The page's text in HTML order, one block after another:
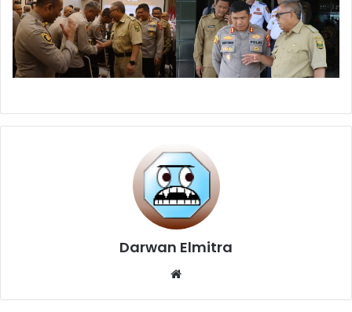
Darwan Elmitra
Website